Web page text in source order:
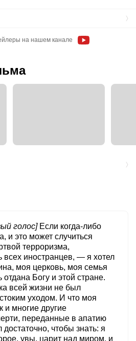
на нашем канале
голос] Если когда-либо
и это может случиться
терроризма,
иностранцев, — я хотел
моя церковь, моя семья
Богу и этой стране.
всей жизни не был
уходом. И что моя
и многие другие
переданные в апатию
чтобы знать: я
увы, царит над миром, и